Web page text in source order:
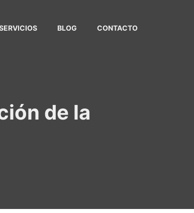
BLOG CONTACTO
de la